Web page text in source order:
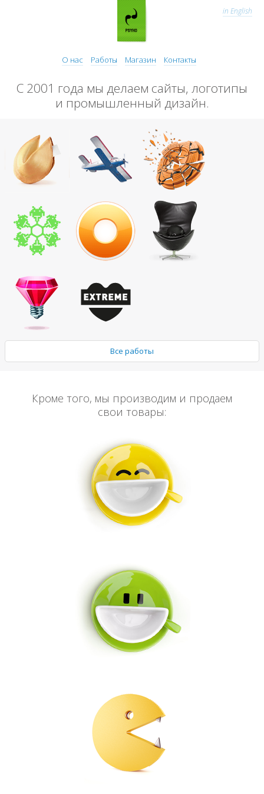
О нас Работы Магазин Контакты
in English
С 2001 года мы делаем сайты, логотипы
и промышленный дизайн.
Все работы
Кроме того, мы производим и продаем
свои товары: